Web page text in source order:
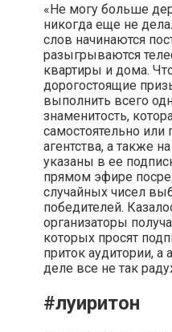
«Не могу больше
никогда еще не
слов начинаются
разыгрываются
квартиры и дома.
дорогостоящие
выполнить всего
знаменитость,
самостоятельно
агентства, а также
указаны в ее
прямом эфире
случайных чисел
победителей.
организаторы
которых просят
приток аудитории,
деле все не так
#луиритон